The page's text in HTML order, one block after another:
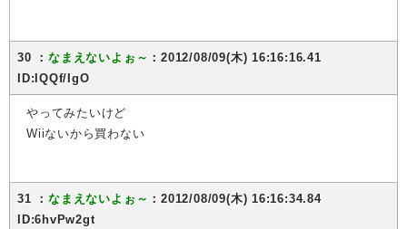
30 ：なまえないよぉ～ ：2012/08/09(木) 16:16:16.41
ID:IQQf/IgO
やってみたいけど
Wiiないから買わない
31 ：なまえないよぉ～ ：2012/08/09(木) 16:16:34.84
ID:6hvPw2gt